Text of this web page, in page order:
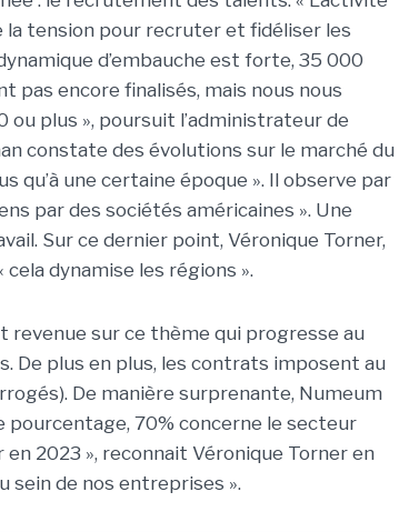
la tension pour recruter et fidéliser les
d’embauche est forte, 35 000
pas encore finalisés, mais nous nous
plus », poursuit l’administrateur de
constate des évolutions sur le marché du
qu’à une certaine époque ». Il observe par
par des sociétés américaines ». Une
Sur ce dernier point, Véronique Torner,
dynamise les régions ».
revenue sur ce thème qui progresse au
De plus en plus, les contrats imposent au
De manière surprenante, Numeum
pourcentage, 70% concerne le secteur
en 2023 », reconnait Véronique Torner en
sein de nos entreprises ».